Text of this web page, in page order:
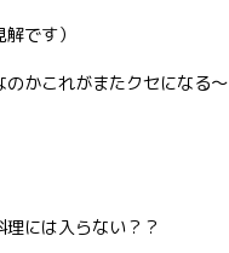
です）
のかこれがまたクセになる〜
には入らない？？